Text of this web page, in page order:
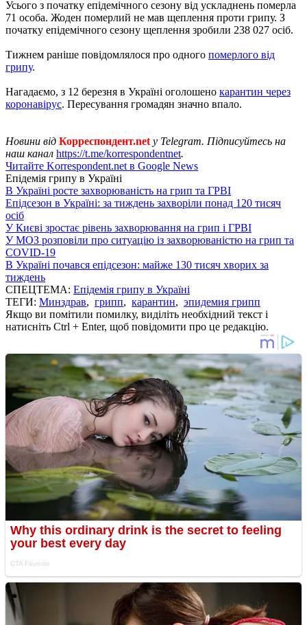
Усього з початку епідемічного сезону від ускладнень померла
71 особа. Жоден померлий не мав щеплення проти грипу. З
початку епідемічного сезону щеплення зробили 238 027 осіб.
Тижнем раніше повідомлялося про одного померлого від
грипу.
Нагадаємо, з 12 березня в Україні оголошено карантин через
коронавірус. Пересування громадян значно впало.
Новини від Корреспондент.net у Telegram. Підписуйтесь на
наш канал https://t.me/korrespondentnet.
Читайте Korrespondent.net в Google News
Епідемія грипу в Україні
В Україні росте захворюваність на грип та ГРВІ
Епідсезон в Україні: за тиждень захворіли понад 120 тисяч
осіб
У Києві зростає рівень захворювання на грип і ГРВІ
У МОЗ розповіли про ситуацію із захворюваністю на грип та
COVID-19
В Україні почався епідсезон: майже 130 тисяч хворих за
тиждень
СПЕЦТЕМА: Епідемія грипу в Україні
ТЕГИ: Минздрав, грипп, карантин, эпидемия грипп
Якщо ви помітили помилку, виділіть необхідний текст і
натисніть Ctrl + Enter, щоб повідомити про це редакцію.